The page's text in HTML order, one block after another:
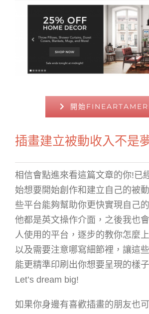
開始
插畫建立被動收入不是
相信會點進來看這篇文章的你!已
始想要開始創作和建立自己的被
些平台能夠幫助你更快實現自己
他都是英文操作介面，之後我也
人使用的平台，逐步的教你怎麼
以及需要注意哪寫細節裡，讓這
能更精準印刷出你想要呈現的樣
Let’s dream big!
如果你身邊有喜歡插畫的朋友也